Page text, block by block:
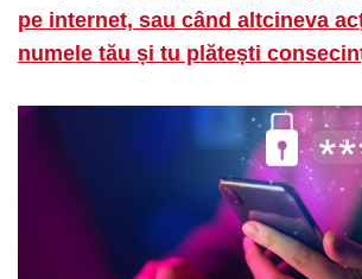
pe internet, sau când altcineva
numele tău și tu plătești